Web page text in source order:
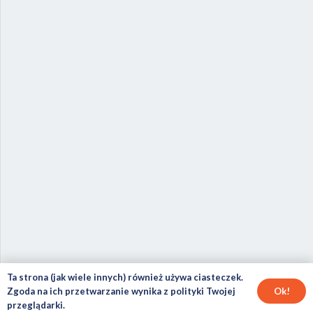
Ta strona (jak wiele innych) również używa ciasteczek.
Zgoda na ich przetwarzanie wynika z polityki Twojej
przeglądarki.
Ok!